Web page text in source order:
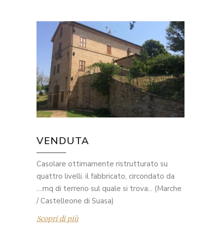
VENDUTA
Casolare ottimamente ristrutturato su
quattro livelli. il fabbricato, circondato da
....mq di terreno sul quale si trova... (Marche
/ Castelleone di Suasa)
Scopri di più